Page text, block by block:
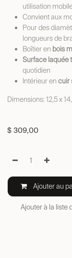
utilisation
Convient aux
Pour des
longueurs de
Boîtier en bois
Surface laquée
quotidien
Intérieur en cuir
Dimensions: 12,5 x
$ 309,00
Ajouter au
Ajouter à la liste